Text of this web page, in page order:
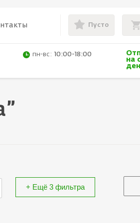
Пусто
пн-вс: 10:00-18:00
на
+ Ещё 3 фильтра